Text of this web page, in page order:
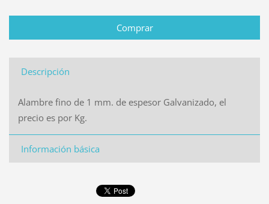
Descripción
Alambre fino de 1 mm. de espesor Galvanizado, el
precio es por Kg.
Información básica